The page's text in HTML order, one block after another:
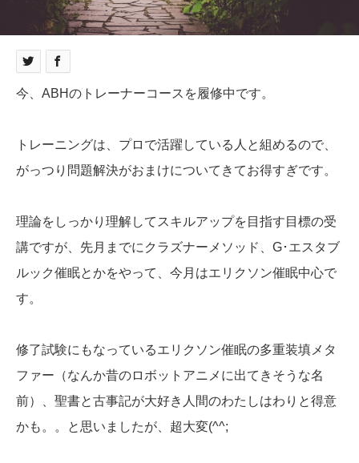
今、ABHのトレーナーコースを履修中です。
トレーニングは、プロで活躍している人と組めるので、
がっつり問題解決がおまけについてきてお得すぎです。
理論をしっかり理解してスキルアップを目指す目標の受
講ですが、先月までにクラズナーメソッド、G･エスタブ
ルック催眠とかをやって、今月はエリクソン催眠中心で
す。
修了試験にもなっているエリクソン催眠の多重装填メタ
ファー（なんか昔のロボットアニメに出てきそうな名
前）、聖書と古事記が大好き人間のわたしはわりと得意
かも。。と思いましたが、超大変(^^;